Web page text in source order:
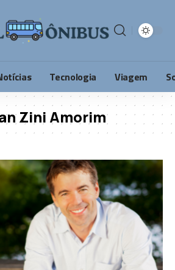
Tecnologia Viagem
Zini Amorim